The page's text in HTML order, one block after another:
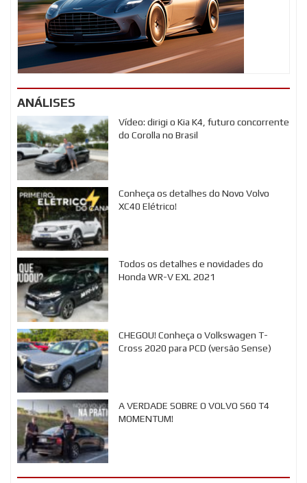
ANÁLISES
Vídeo: dirigi o Kia K4, futuro concorrente
do Corolla no Brasil
Conheça os detalhes do Novo Volvo
XC40 Elétrico!
Todos os detalhes e novidades do
Honda WR-V EXL 2021
CHEGOU! Conheça o Volkswagen T-
Cross 2020 para PCD (versão Sense)
A VERDADE SOBRE O VOLVO S60 T4
MOMENTUM!